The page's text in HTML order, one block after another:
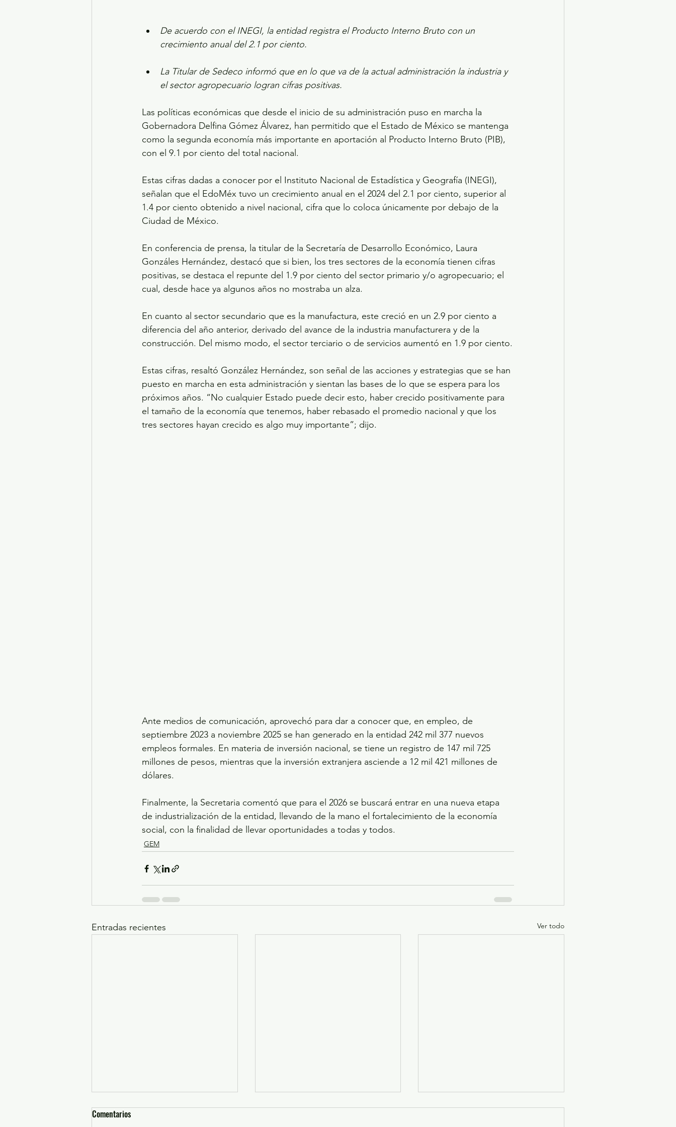
De acuerdo con el INEGI, la entidad registra el Producto Interno Bruto con un
crecimiento anual del 2.1 por ciento.
La Titular de Sedeco informó que en lo que va de la actual administración la industria y
el sector agropecuario logran cifras positivas.
Las políticas económicas que desde el inicio de su administración puso en marcha la
Gobernadora Delfina Gómez Álvarez, han permitido que el Estado de México se mantenga
como la segunda economía más importante en aportación al Producto Interno Bruto (PIB),
con el 9.1 por ciento del total nacional.
Estas cifras dadas a conocer por el Instituto Nacional de Estadística y Geografía (INEGI),
señalan que el EdoMéx tuvo un crecimiento anual en el 2024 del 2.1 por ciento, superior al
1.4 por ciento obtenido a nivel nacional, cifra que lo coloca únicamente por debajo de la
Ciudad de México.
En conferencia de prensa, la titular de la Secretaría de Desarrollo Económico, Laura
Gonzáles Hernández, destacó que si bien, los tres sectores de la economía tienen cifras
positivas, se destaca el repunte del 1.9 por ciento del sector primario y/o agropecuario; el
cual, desde hace ya algunos años no mostraba un alza.
En cuanto al sector secundario que es la manufactura, este creció en un 2.9 por ciento a
diferencia del año anterior, derivado del avance de la industria manufacturera y de la
construcción. Del mismo modo, el sector terciario o de servicios aumentó en 1.9 por ciento.
Estas cifras, resaltó González Hernández, son señal de las acciones y estrategias que se han
puesto en marcha en esta administración y sientan las bases de lo que se espera para los
próximos años. “No cualquier Estado puede decir esto, haber crecido positivamente para
el tamaño de la economía que tenemos, haber rebasado el promedio nacional y que los
tres sectores hayan crecido es algo muy importante”; dijo.
Ante medios de comunicación, aprovechó para dar a conocer que, en empleo, de
septiembre 2023 a noviembre 2025 se han generado en la entidad 242 mil 377 nuevos
empleos formales. En materia de inversión nacional, se tiene un registro de 147 mil 725
millones de pesos, mientras que la inversión extranjera asciende a 12 mil 421 millones de
dólares.
Finalmente, la Secretaria comentó que para el 2026 se buscará entrar en una nueva etapa
de industrialización de la entidad, llevando de la mano el fortalecimiento de la economía
social, con la finalidad de llevar oportunidades a todas y todos.
GEM
Entradas recientes Ver todo
Comentarios